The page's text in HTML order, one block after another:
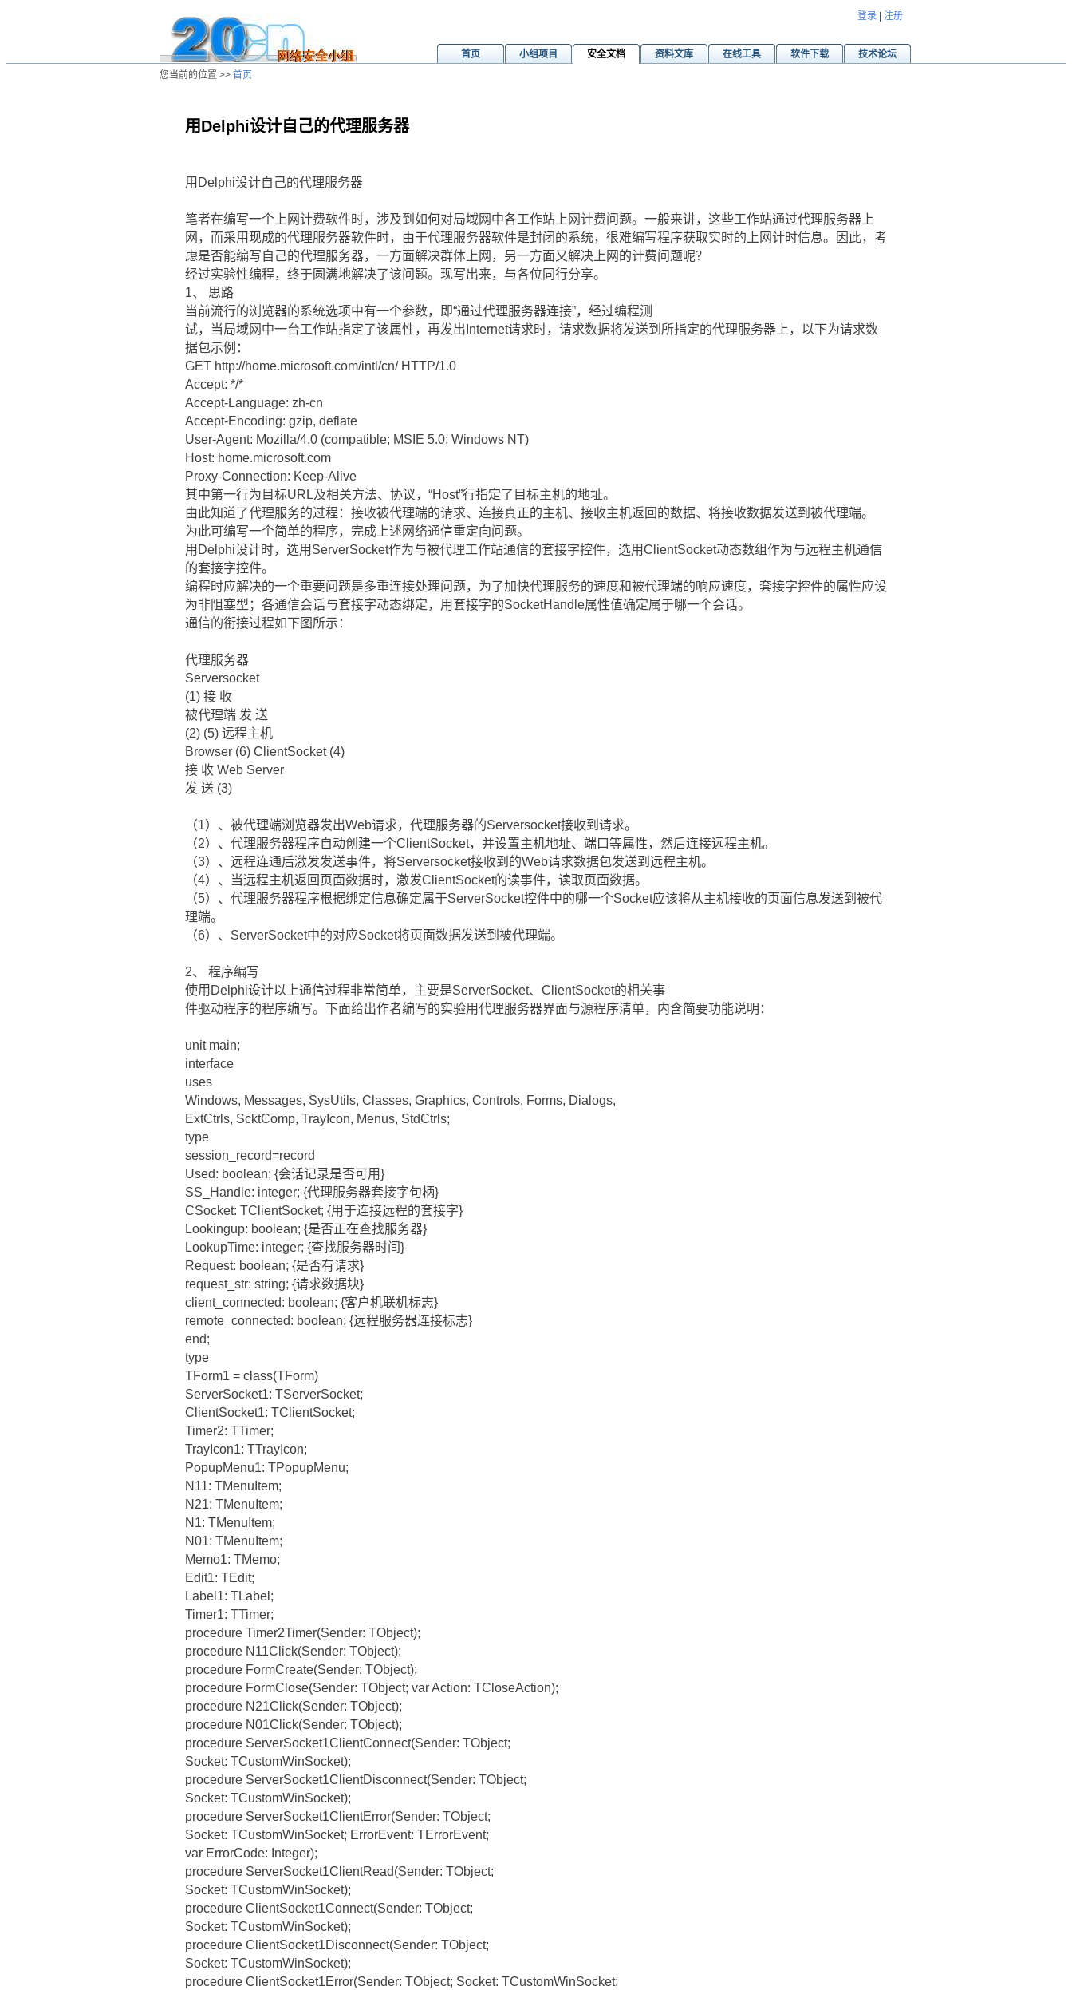
登录 注册
首页 小组项目 安全文档 资料文库 在线工具 软件下载
技术论坛
您当前的位置 >> 首页
用Delphi设计自己的代理服务器
用Delphi设计自己的代理服务器
笔者在编写一个上网计费软件时，涉及到如何对局域网中各工作站上网计费问题。一般来讲，这些工作站通过代理服务器上
网，而采用现成的代理服务器软件时，由于代理服务器软件是封闭的系统，很难编写程序获取实时的上网计时信息。因此，考
虑是否能编写自己的代理服务器，一方面解决群体上网，另一方面又解决上网的计费问题呢？
经过实验性编程，终于圆满地解决了该问题。现写出来，与各位同行分享。
1、 思路
当前流行的浏览器的系统选项中有一个参数，即“通过代理服务器连接”，经过编程测
试，当局域网中一台工作站指定了该属性，再发出Internet请求时，请求数据将发送到所指定的代理服务器上，以下为请求数
据包示例：
GET http://home.microsoft.com/intl/cn/ HTTP/1.0
Accept: */*
Accept-Language: zh-cn
Accept-Encoding: gzip, deflate
User-Agent: Mozilla/4.0 (compatible; MSIE 5.0; Windows NT)
Host: home.microsoft.com
Proxy-Connection: Keep-Alive
其中第一行为目标URL及相关方法、协议，“Host”行指定了目标主机的地址。
由此知道了代理服务的过程：接收被代理端的请求、连接真正的主机、接收主机返回的数据、将接收数据发送到被代理端。
为此可编写一个简单的程序，完成上述网络通信重定向问题。
用Delphi设计时，选用ServerSocket作为与被代理工作站通信的套接字控件，选用ClientSocket动态数组作为与远程主机通信
的套接字控件。
编程时应解决的一个重要问题是多重连接处理问题，为了加快代理服务的速度和被代理端的响应速度，套接字控件的属性应设
为非阻塞型；各通信会话与套接字动态绑定，用套接字的SocketHandle属性值确定属于哪一个会话。
通信的衔接过程如下图所示：
代理服务器
Serversocket
(1) 接 收
被代理端 发 送
(2) (5) 远程主机
Browser (6) ClientSocket (4)
接 收 Web Server
发 送 (3)
（1）、被代理端浏览器发出Web请求，代理服务器的Serversocket接收到请求。
（2）、代理服务器程序自动创建一个ClientSocket，并设置主机地址、端口等属性，然后连接远程主机。
（3）、远程连通后激发发送事件，将Serversocket接收到的Web请求数据包发送到远程主机。
（4）、当远程主机返回页面数据时，激发ClientSocket的读事件，读取页面数据。
（5）、代理服务器程序根据绑定信息确定属于ServerSocket控件中的哪一个Socket应该将从主机接收的页面信息发送到被代
理端。
（6）、ServerSocket中的对应Socket将页面数据发送到被代理端。
2、 程序编写
使用Delphi设计以上通信过程非常简单，主要是ServerSocket、ClientSocket的相关事
件驱动程序的程序编写。下面给出作者编写的实验用代理服务器界面与源程序清单，内含简要功能说明：
unit main;
interface
uses
Windows, Messages, SysUtils, Classes, Graphics, Controls, Forms, Dialogs,
ExtCtrls, ScktComp, TrayIcon, Menus, StdCtrls;
type
session_record=record
Used: boolean; {会话记录是否可用}
SS_Handle: integer; {代理服务器套接字句柄}
CSocket: TClientSocket; {用于连接远程的套接字}
Lookingup: boolean; {是否正在查找服务器}
LookupTime: integer; {查找服务器时间}
Request: boolean; {是否有请求}
request_str: string; {请求数据块}
client_connected: boolean; {客户机联机标志}
remote_connected: boolean; {远程服务器连接标志}
end;
type
TForm1 = class(TForm)
ServerSocket1: TServerSocket;
ClientSocket1: TClientSocket;
Timer2: TTimer;
TrayIcon1: TTrayIcon;
PopupMenu1: TPopupMenu;
N11: TMenuItem;
N21: TMenuItem;
N1: TMenuItem;
N01: TMenuItem;
Memo1: TMemo;
Edit1: TEdit;
Label1: TLabel;
Timer1: TTimer;
procedure Timer2Timer(Sender: TObject);
procedure N11Click(Sender: TObject);
procedure FormCreate(Sender: TObject);
procedure FormClose(Sender: TObject; var Action: TCloseAction);
procedure N21Click(Sender: TObject);
procedure N01Click(Sender: TObject);
procedure ServerSocket1ClientConnect(Sender: TObject;
Socket: TCustomWinSocket);
procedure ServerSocket1ClientDisconnect(Sender: TObject;
Socket: TCustomWinSocket);
procedure ServerSocket1ClientError(Sender: TObject;
Socket: TCustomWinSocket; ErrorEvent: TErrorEvent;
var ErrorCode: Integer);
procedure ServerSocket1ClientRead(Sender: TObject;
Socket: TCustomWinSocket);
procedure ClientSocket1Connect(Sender: TObject;
Socket: TCustomWinSocket);
procedure ClientSocket1Disconnect(Sender: TObject;
Socket: TCustomWinSocket);
procedure ClientSocket1Error(Sender: TObject; Socket: TCustomWinSocket;